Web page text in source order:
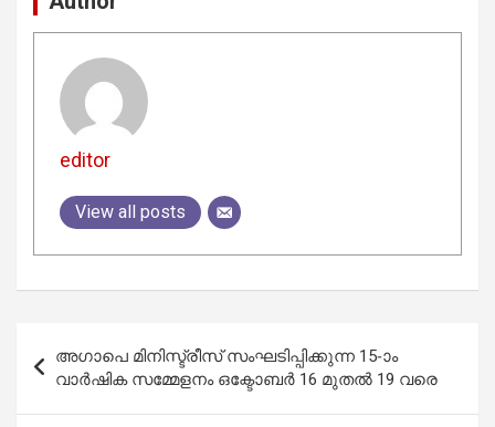
editor
View all posts
navigation
അഗാപെ മിനിസ്ട്രീസ് സംഘടിപ്പിക്കുന്ന 15-ാം
വാർഷിക സമ്മേളനം ഒക്ടോബർ 16 മുതൽ 19 വരെ